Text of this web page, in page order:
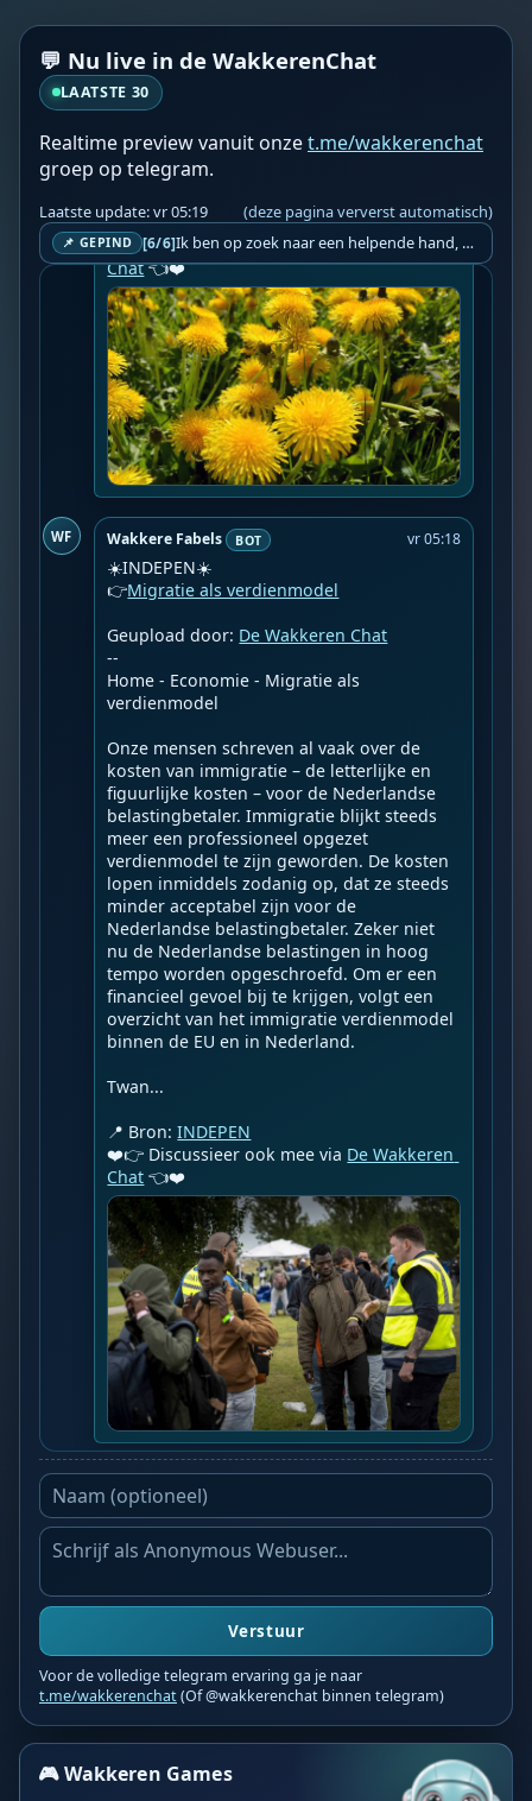
💬 Nu live in de WakkerenChat
LAATSTE 30
Realtime preview vanuit onzet.me/wakkerenchat
groep op telegram.
Laatste update: vr 05:19 (deze pagina ververst automatisch)
📌 GEPIND [6/6] Ik ben op zoek naar een helpende hand, een menselijk oog, een admin die helpt met controleren of de chat wel correct word gemodereerd word door NoMoSpam. 98% gaat automatisch goed, toch ik dit nooit helemaal loslaten en moet er altijd een mens mee blijven opletten bij elke beslissing die gemaakt word. Waar bestaan de werkzaamheden uit? Mee kijken in admin log kanaal naar alle drugs/porno/scams die voorbij komen en in het geval van een randgevalletje, ingrijpen en b.v. een verwijderd maar wel toegestaan bericht terug plaatsen met een druk op de knop. tsja zo banaal en simpel is het gesteld.. Word je hier blij van? Nee. Strookt het je ego? Nee. Word je er beter van? Nee. Kost het veel tijd? Totaal niet, consistentie en regelmaat is belangrijker dan 'er even voor kunnen gaan zitten'.. het werk is in een paar seconden gepiept.. je checkt puur of AI de juiste beslissing heeft gemaakt.. …
aantoont, terwijl gezonde cellen volledig
grootschalige klinische studie bij mensen
nog altijd niet op de agenda. Hoe kan dat?
Een terminale leukemiepatiënte verliet het
ziekenhuis met weinig hoop. Twee weken
later keerde ze terug met bloedwaarden ...
📍 Bron: NineForNews
❤️👉 Discussieer ook mee via De Wakkeren
Chat 👈❤️
WF Wakkere Fabels BOT vr 05:18
☀️INDEPEN☀️
👉Migratie als verdienmodel
Geupload door: De Wakkeren Chat
--
Home - Economie - Migratie als
verdienmodel
Onze mensen schreven al vaak over de
kosten van immigratie – de letterlijke en
figuurlijke kosten – voor de Nederlandse
belastingbetaler. Immigratie blijkt steeds
meer een professioneel opgezet
verdienmodel te zijn geworden. De kosten
lopen inmiddels zodanig op, dat ze steeds
minder acceptabel zijn voor de
Nederlandse belastingbetaler. Zeker niet
nu de Nederlandse belastingen in hoog
tempo worden opgeschroefd. Om er een
financieel gevoel bij te krijgen, volgt een
overzicht van het immigratie verdienmodel
binnen de EU en in Nederland.
Twan...
📍 Bron: INDEPEN
❤️👉 Discussieer ook mee via De Wakkeren
Chat 👈❤️
Verstuur
Voor de volledige telegram ervaring ga je naar
t.me/wakkerenchat(Of @wakkerenchat binnen telegram)
🎮 Wakkeren Games